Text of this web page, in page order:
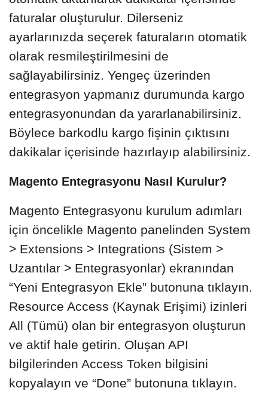
faturalar oluşturulur. Dilerseniz
ayarlarınızda seçerek faturaların otomatik
olarak resmileştirilmesini de
sağlayabilirsiniz. Yengeç üzerinden
entegrasyon yapmanız durumunda kargo
entegrasyonundan da yararlanabilirsiniz.
Böylece barkodlu kargo fişinin çıktısını
dakikalar içerisinde hazırlayıp alabilirsiniz.
Magento Entegrasyonu Nasıl Kurulur?
Magento Entegrasyonu kurulum adımları
için öncelikle Magento panelinden System
> Extensions > Integrations (Sistem >
Uzantılar > Entegrasyonlar) ekranından
“Yeni Entegrasyon Ekle” butonuna tıklayın.
Resource Access (Kaynak Erişimi) izinleri
All (Tümü) olan bir entegrasyon oluşturun
ve aktif hale getirin. Oluşan API
bilgilerinden Access Token bilgisini
kopyalayın ve “Done” butonuna tıklayın.